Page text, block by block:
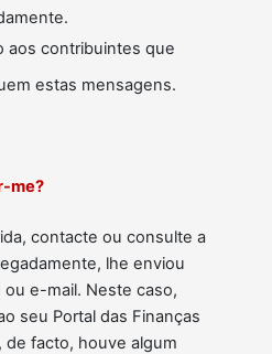
aos contribuintes que
estas mensagens.
me?
contacte ou consulte a
lhe enviou
ou e-mail. Neste caso,
seu Portal das Finanças
de facto, houve algum